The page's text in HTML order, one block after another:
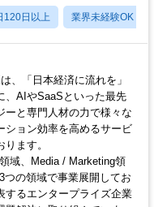
120日以上 業界未経験OK
、「日本経済に流れを」
、AIやSaaSといった最先
ーと専門人材の力で様々な
ション効率を高めるサービ
ます。
域、Media / Marketing領
つの領域で事業展開してお
するエンタープライズ企業